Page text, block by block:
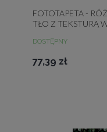
FOTOTAPETA -
TŁO Z TEKSTURĄ
DOSTĘPNY
77,39 zł